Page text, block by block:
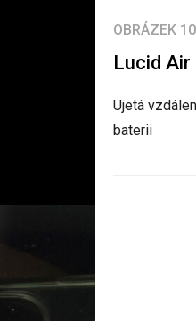
OBRÁZEK 10
Lucid Air
Ujetá
baterii